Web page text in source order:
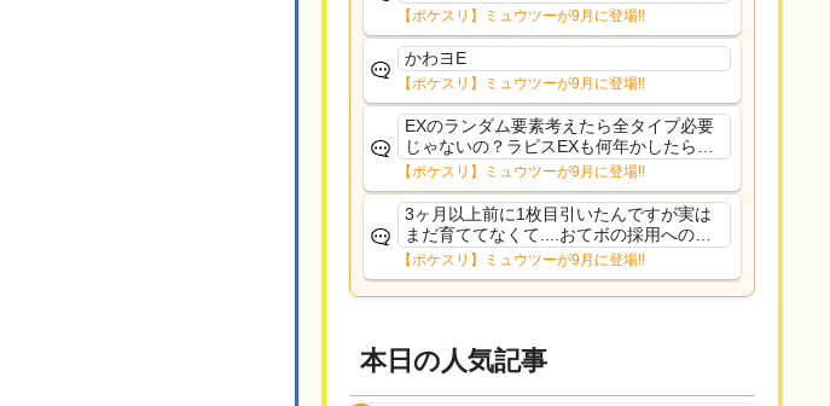
少ししたら通常再開できます！
【ポケスリ】ミュウツーが9月に登場!!
かわヨE
【ポケスリ】ミュウツーが9月に登場!!
EXのランダム要素考えたら全タイプ必要
じゃないの？ラピスEXも何年かしたら来
るだろうし後から厳選したい育てたいっ
て思ってもどうにもならないのがこのゲ
ームだしな
【ポケスリ】ミュウツーが9月に登場!!
3ヶ月以上前に1枚目引いたんですが実は
まだ育ててなくて....おてボの採用への影
響は勉強になります。ありがとうござい
ますオイルはだいぶ強めのABBレントラ
ーいて芋の方が不安なんで1枚目にしよう
【ポケスリ】ミュウツーが9月に登場!!
本日の人気記事